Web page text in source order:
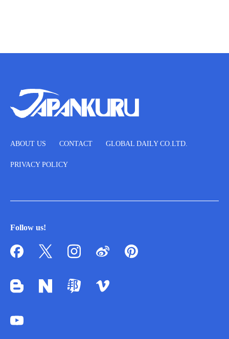
ABOUT US CONTACT GLOBAL DAILY CO.LTD.
PRIVACY POLICY
Follow us!